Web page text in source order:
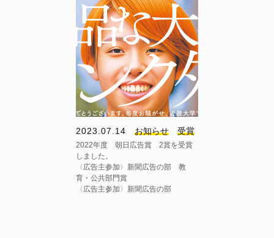
2023.07.14 お知らせ 受賞
2022年度 朝日広告賞 2賞を受賞
しました。
〈広告主参加〉新聞広告の部 教
育・公共部門賞
〈広告主参加〉新聞広告の部